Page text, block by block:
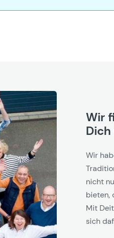
Wir
Wir
nicht
bieten,
Mit
sich